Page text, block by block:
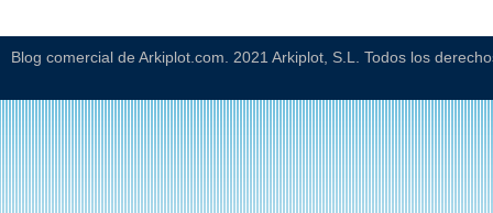
Blog comercial de Arkiplot.com. 2021 Arkiplot, S.L. Todos los